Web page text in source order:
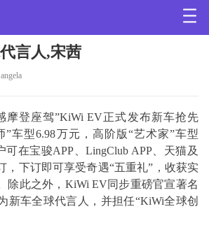
言人,宋茜
登座驾”KiWi EV正式发布新车抢先
”车型6.98万元，高阶版“艺术家”车型
可在宝骏APP、LingClub APP、天猫及
，下订即可享受奇遇“五重礼”，收获实
除此之外，KiWi EV同步重磅官宣著名
新车全球代言人，并担任“KiWi全球创